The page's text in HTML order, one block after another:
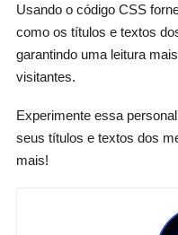
Usando o código CSS
como os títulos e textos
garantindo uma leitura
visitantes.
Experimente essa
seus títulos e textos dos
mais!